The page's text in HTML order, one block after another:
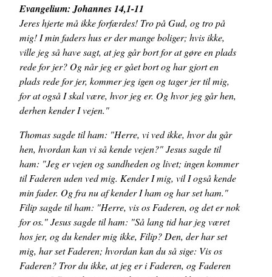
Evangelium: Johannes 14,1-11
Jeres hjerte må ikke forfærdes! Tro på Gud, og tro på
mig! I min faders hus er der mange boliger; hvis ikke,
ville jeg så have sagt, at jeg går bort for at gøre en plads
rede for jer? Og når jeg er gået bort og har gjort en
plads rede for jer, kommer jeg igen og tager jer til mig,
for at også I skal være, hvor jeg er. Og hvor jeg går hen,
derhen kender I vejen."
Thomas sagde til ham: "Herre, vi ved ikke, hvor du går
hen, hvordan kan vi så kende vejen?" Jesus sagde til
ham: "Jeg er vejen og sandheden og livet; ingen kommer
til Faderen uden ved mig. Kender I mig, vil I også kende
min fader. Og fra nu af kender I ham og har set ham."
Filip sagde til ham: "Herre, vis os Faderen, og det er nok
for os." Jesus sagde til ham: "Så lang tid har jeg været
hos jer, og du kender mig ikke, Filip? Den, der har set
mig, har set Faderen; hvordan kan du så sige: Vis os
Faderen? Tror du ikke, at jeg er i Faderen, og Faderen